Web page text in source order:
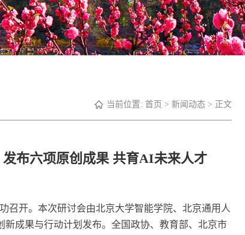
当前位置: 首页 > 新闻动态 > 正文
布六项原创成果 共育AI未来人才
召开。本次研讨会由北京大学智能学院、北京通用人
成果与行动计划发布。全国政协、教育部、北京市